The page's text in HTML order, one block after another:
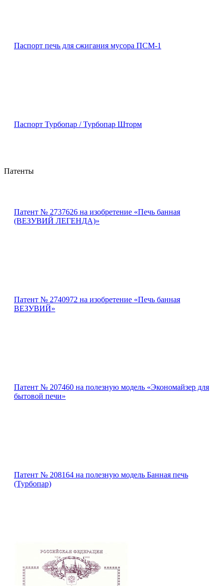
Паспорт печь для сжигания мусора ПСМ-1
Паспорт Турбопар / Турбопар Шторм
Патенты
Патент № 2737626 на изобретение «Печь банная
(ВЕЗУВИЙ ЛЕГЕНДА)»
Патент № 2740972 на изобретение «Печь банная
ВЕЗУВИЙ»
Патент № 207460 на полезную модель «Экономайзер для
бытовой печи»
Патент № 208164 на полезную модель Банная печь
(Турбопар)